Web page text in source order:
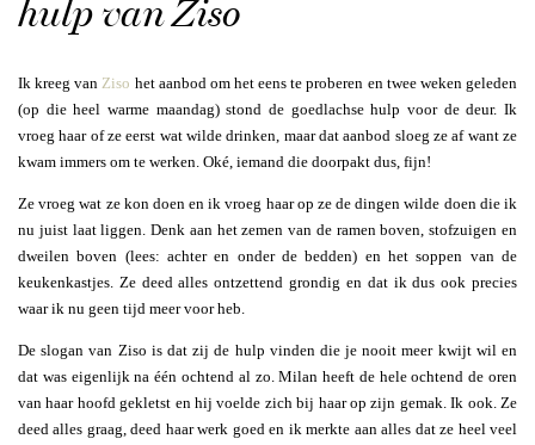
hulp van Ziso
Ik kreeg vanZiso het aanbod om het eens te proberen en twee weken geleden
(op die heel warme maandag) stond de goedlachse hulp voor de deur. Ik
vroeg haar of ze eerst wat wilde drinken, maar dat aanbod sloeg ze af want ze
kwam immers om te werken. Oké, iemand die doorpakt dus, fijn!
Ze vroeg wat ze kon doen en ik vroeg haar op ze de dingen wilde doen die ik
nu juist laat liggen. Denk aan het zemen van de ramen boven, stofzuigen en
dweilen boven (lees: achter en onder de bedden) en het soppen van de
keukenkastjes. Ze deed alles ontzettend grondig en dat ik dus ook precies
waar ik nu geen tijd meer voor heb.
De slogan van Ziso is dat zij de hulp vinden die je nooit meer kwijt wil en
dat was eigenlijk na één ochtend al zo. Milan heeft de hele ochtend de oren
van haar hoofd gekletst en hij voelde zich bij haar op zijn gemak. Ik ook. Ze
deed alles graag, deed haar werk goed en ik merkte aan alles dat ze heel veel